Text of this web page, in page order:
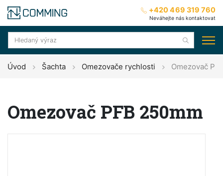
+420 469 319 760
Neváhejte nás kontaktovat
Úvod Šachta Omezovače rychlosti Omezovač
Omezovač PFB 250mm